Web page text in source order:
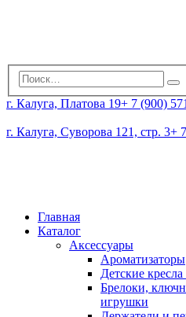
г. Калуга, Платова 19+ 7 (900)
г. Калуга, Суворова 121, стр. 3+
Главная
Каталог
Аксессуары
Ароматизаторы
Детские
Брелоки,
игрушки